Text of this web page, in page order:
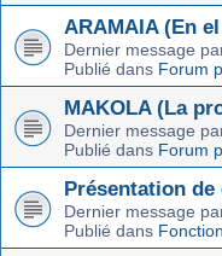
ARAMAIA (En
Dernier message
Publié dans Forum
MAKOLA (La
Dernier message
Publié dans Forum
Présentation de
Dernier message
Publié dans